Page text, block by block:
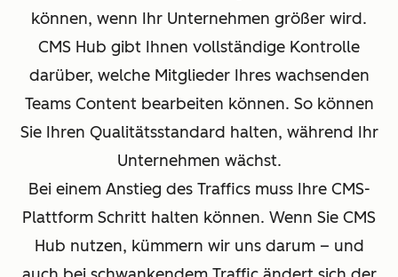
können, wenn Ihr Unternehmen größer wird.
CMS Hub gibt Ihnen vollständige Kontrolle
darüber, welche Mitglieder Ihres wachsenden
Teams Content bearbeiten können. So können
Sie Ihren Qualitätsstandard halten, während Ihr
Unternehmen wächst.
Bei einem Anstieg des Traffics muss Ihre CMS-
Plattform Schritt halten können. Wenn Sie CMS
Hub nutzen, kümmern wir uns darum – und